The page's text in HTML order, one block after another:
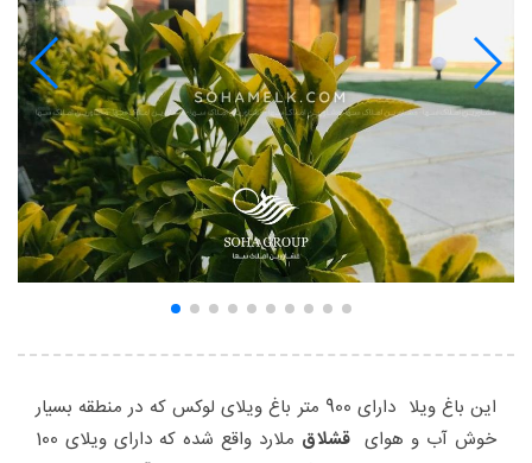
این باغ ویلا دارای 900 متر باغ ویلای لوکس که در منطقه بسیار
خوش آب و هوای قشلاق
ملارد واقع شده که دارای ویلای 100